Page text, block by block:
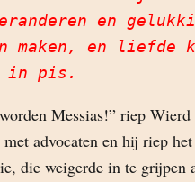
en
maken, en liefde
in pis.
Messias!” riep
advocaten en hij riep
die weigerde in te grijpen